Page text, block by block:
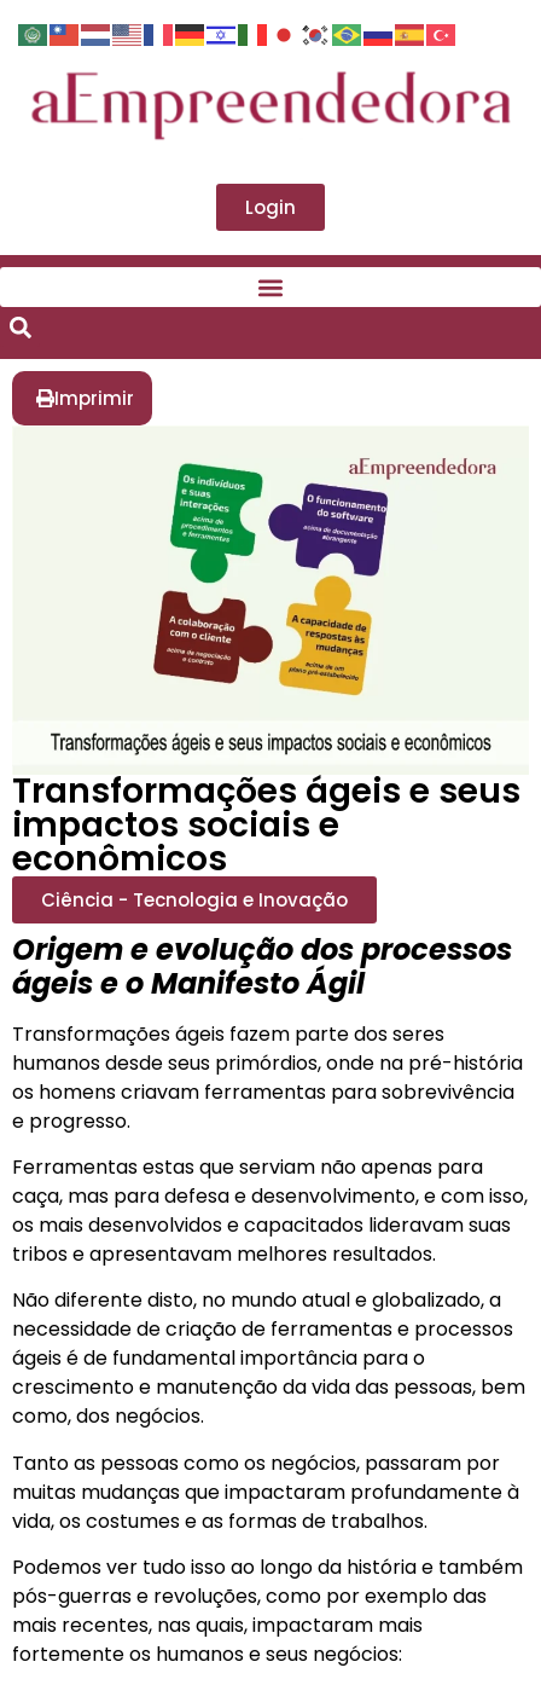
Login
Imprimir
Transformações ágeis e seus
impactos sociais e
econômicos
Ciência - Tecnologia e Inovação
Origem e evolução dos processos
ágeis e o Manifesto Ágil
Transformações ágeis fazem parte dos seres
humanos desde seus primórdios, onde na pré-história
os homens criavam ferramentas para sobrevivência
e progresso.
Ferramentas estas que serviam não apenas para
caça, mas para defesa e desenvolvimento, e com isso,
os mais desenvolvidos e capacitados lideravam suas
tribos e apresentavam melhores resultados.
Não diferente disto, no mundo atual e globalizado, a
necessidade de criação de ferramentas e processos
ágeis é de fundamental importância para o
crescimento e manutenção da vida das pessoas, bem
como, dos negócios.
Tanto as pessoas como os negócios, passaram por
muitas mudanças que impactaram profundamente à
vida, os costumes e as formas de trabalhos.
Podemos ver tudo isso ao longo da história e também
pós-guerras e revoluções, como por exemplo das
mais recentes, nas quais, impactaram mais
fortemente os humanos e seus negócios: